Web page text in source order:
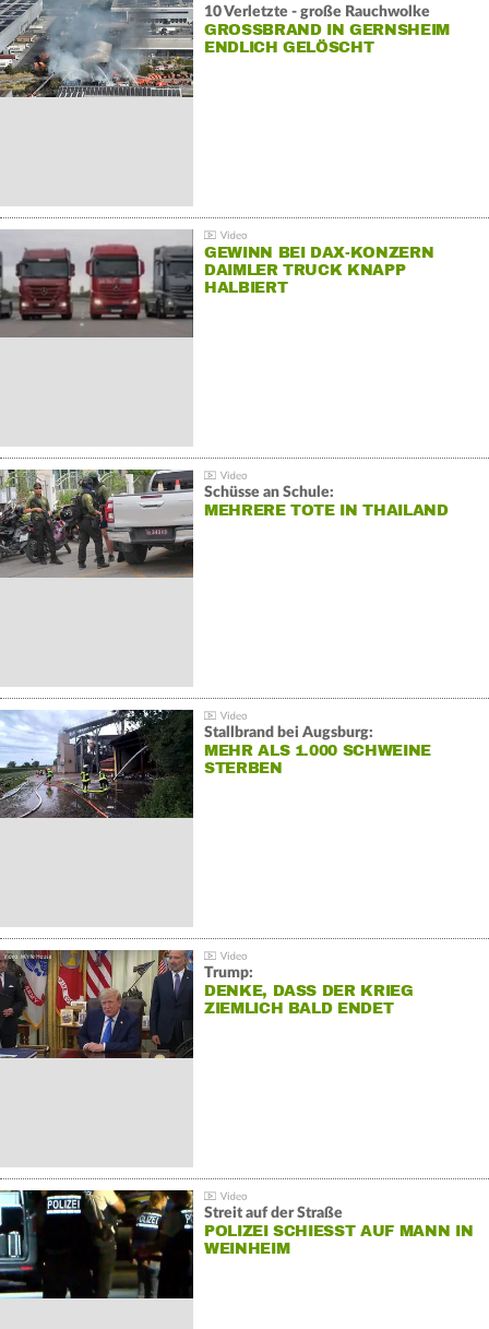
10 Verletzte - große Rauchwolke
GROSSBRAND IN GERNSHEIM E
NDLICH GELÖSCHT
GEWINN BEI DAX-KONZERN
DAIMLER TRUCK KNAPP
HALBIERT
Schüsse an Schule:
MEHRERE TOTE IN THAILAND
Stallbrand bei Augsburg:
MEHR ALS 1.000 SCHWEINE
STERBEN
Trump:
DENKE, DASS DER KRIEG
ZIEMLICH BALD ENDET
Streit auf der Straße
POLIZEI SCHIESST AUF MANN IN W
EINHEIM